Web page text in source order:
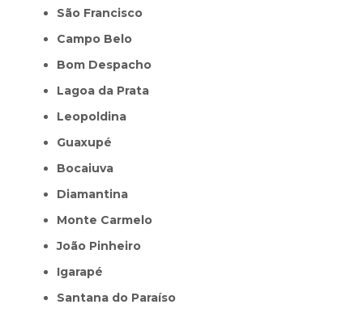
São Francisco
Campo Belo
Bom Despacho
Lagoa da Prata
Leopoldina
Guaxupé
Bocaiuva
Diamantina
Monte Carmelo
João Pinheiro
Igarapé
Santana do Paraíso